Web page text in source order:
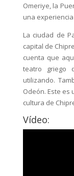
Omeriye, la
una
La ciudad de
capital de
cuenta que
teatro griego
utilizando.
Odeón. Este es
cultura de
Vídeo: